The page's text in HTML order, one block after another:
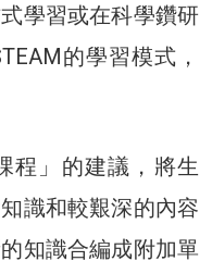
學習或在科學鑽研
的學習模式，
程」的建議，將生
識和較艱深的內容
知識合編成附加單